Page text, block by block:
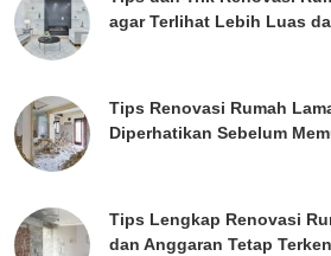
agar Terlihat Lebih Luas
Tips Renovasi Rumah
Diperhatikan Sebelum
Tips Lengkap Renovasi
dan Anggaran Tetap